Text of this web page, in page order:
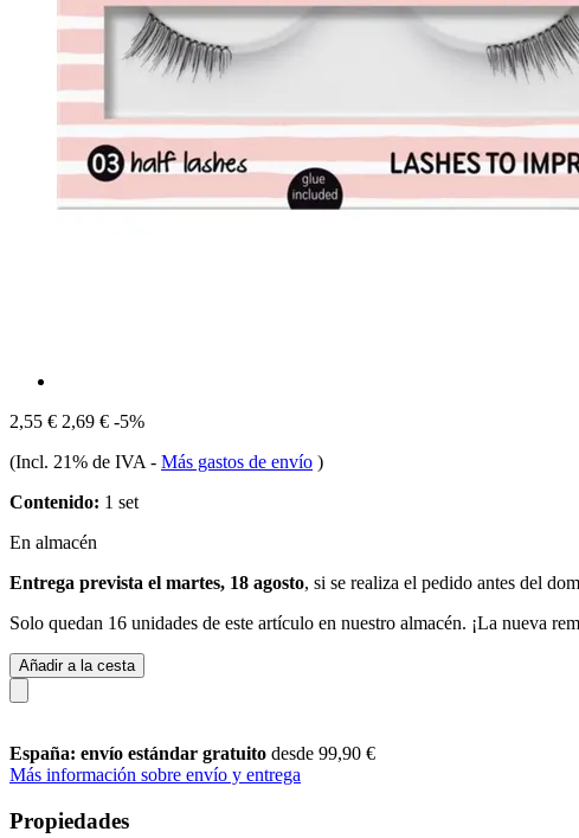
2,55 € 2,69 € -5%
(Incl. 21% de IVA - Más gastos de envío )
Contenido: 1 set
En almacén
Entrega prevista el martes, 18 agosto, si se realiza el pedido antes del
Solo quedan 16 unidades de este artículo en nuestro almacén. ¡La nueva
Añadir a la cesta
España: envío estándar gratuito desde 99,90 €
Más información sobre envío y entrega
Propiedades